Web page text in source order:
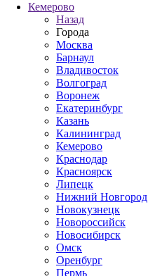
Кемерово
Назад
Города
Москва
Барнаул
Владивосток
Волгоград
Воронеж
Екатеринбург
Казань
Калининград
Кемерово
Краснодар
Красноярск
Липецк
Нижний Новгород
Новокузнецк
Новороссийск
Новосибирск
Омск
Оренбург
Пермь